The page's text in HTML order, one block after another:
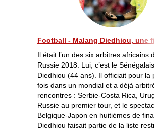
Football - Malang Diedhiou, une
Il était l’un des six arbitres africains
Russie 2018. Lui, c’est le
Diedhiou (44 ans). Il officiait pour la
fois dans un mondial et a déjà
rencontres : Serbie-Costa Rica,
Russie au premier tour, et le
Belgique-Japon en huitièmes de
Diedhiou faisait partie de la liste